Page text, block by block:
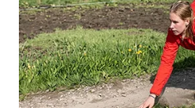
SUMEDANG
WN
CIANJUR